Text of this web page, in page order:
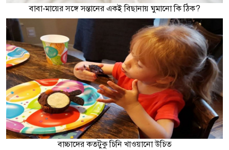
বাবা-মায়ের সঙ্গে সন্তানের একই বিছানায় ঘুমানো কি ঠিক?
বাচ্চাদের কতটুকু চিনি খাওয়ানো উচিত